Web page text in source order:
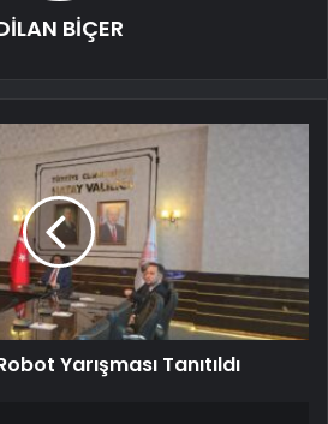
BİÇER
Yarışması Tanıtıldı